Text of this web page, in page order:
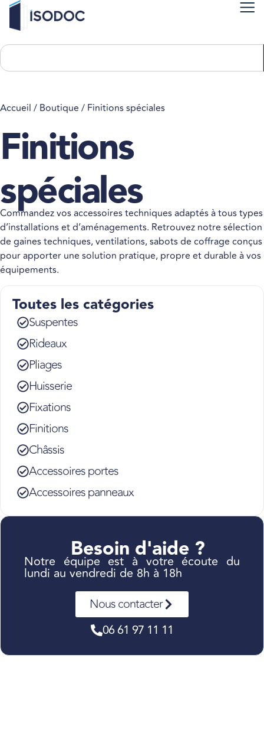
Accueil / Boutique / Finitions spéciales
Finitions
spéciales
Commandez vos accessoires techniques adaptés à tous types
d’installations et d’aménagements. Retrouvez notre sélection
de gaines techniques, ventilations, sabots de coffrage conçus
pour apporter une solution pratique, propre et durable à vos
équipements.
Toutes les catégories
Suspentes
Rideaux
Pliages
Huisserie
Fixations
Finitions
Châssis
Accessoires portes
Accessoires panneaux
Besoin d'aide ?
Notre équipe est à votre écoute du
lundi au vendredi de 8h à 18h
Nous contacter
06 61 97 11 11